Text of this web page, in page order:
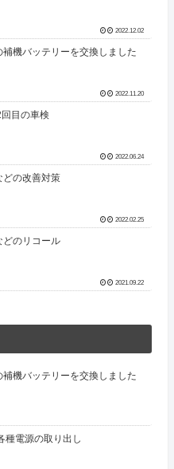
2022.12.02
補機バッテリーを交換しました
2022.11.20
目の車検
2022.06.24
どの改善対策
2022.02.25
どのリコール
2021.09.22
補機バッテリーを交換しました
種電源の取り出し